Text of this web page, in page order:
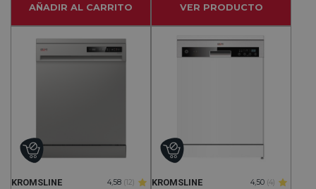
AÑADIR AL CARRITO VER PRODUCTO
KROMSLINE 4,58 (12) KROMSLINE 4,50 (4)